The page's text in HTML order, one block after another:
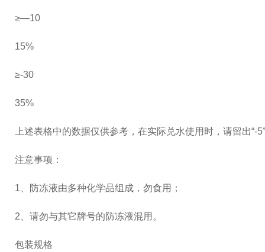
≥—10
15%
≥-30
35%
上述表格中的数据仅供参考，在实际兑水使用时，请留出
注意事项：
1、防冻液由多种化学品组成，勿食用；
2、请勿与其它牌号的防冻液混用。
包装规格